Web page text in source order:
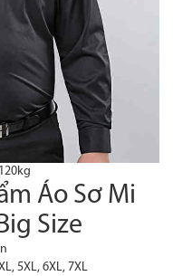
Áo Sơ Mi
Size
5XL, 6XL, 7XL